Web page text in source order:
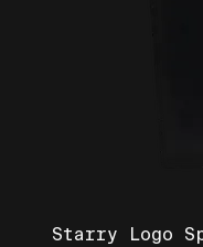
Starry Logo